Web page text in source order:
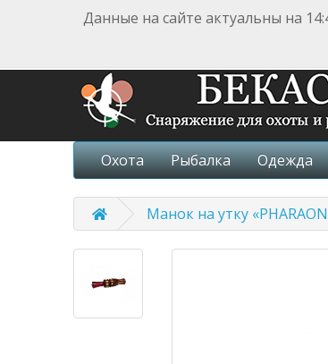
Данные на сайте актуальны на
Охота Рыбалка Одежда
Манок на утку